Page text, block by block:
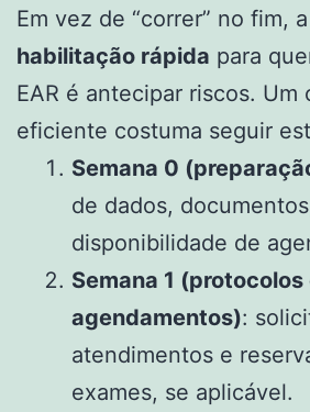
Em vez de “correr” no fim,
habilitação rápida para
EAR é antecipar riscos. Um
eficiente costuma seguir
Semana 0
de dados,
disponibilidade de
Semana 1 (protocolos
agendamentos):
atendimentos e
exames, se aplicável.